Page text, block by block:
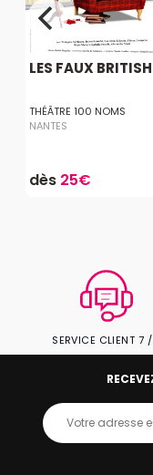
LES FAUX BRITISH
THÉÂTRE 100 NOMS
NANTES
dès 25€
SERVICE CLIENT 7